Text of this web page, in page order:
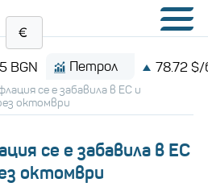
Петрол 78.72 $/барел
се е забавила в ЕС и
октомври
се е забавила в ЕС
октомври